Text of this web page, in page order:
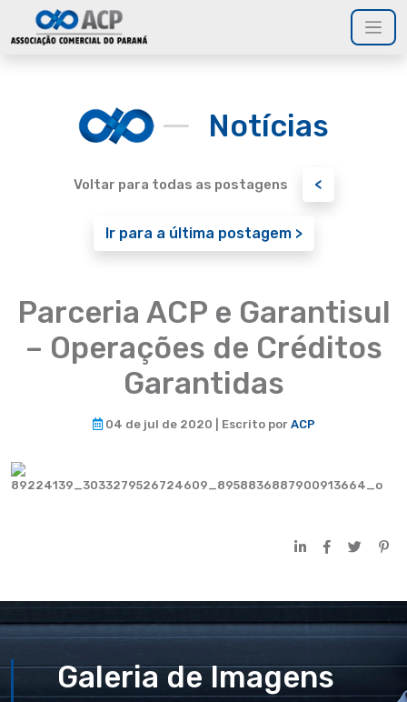
Notícias
Voltar para todas as postagens <
Ir para a última postagem >
Parceria ACP e Garantisul
– Operações de Créditos
Garantidas
04 de jul de 2020 | Escrito por ACP
Galeria de Imagens